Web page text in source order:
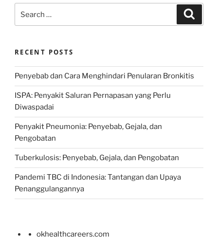
for:
RECENT POSTS
Penyebab dan Cara Menghindari Penularan Bronkitis
ISPA: Penyakit Saluran Pernapasan yang Perlu
Diwaspadai
Penyakit Pneumonia: Penyebab, Gejala, dan
Pengobatan
Tuberkulosis: Penyebab, Gejala, dan Pengobatan
Pandemi TBC di Indonesia: Tantangan dan Upaya
Penanggulangannya
okhealthcareers.com